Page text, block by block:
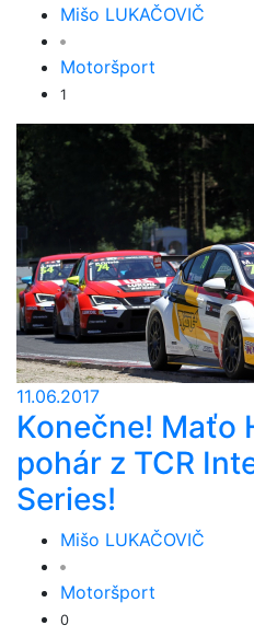
Mišo LUKAČOVIČ
Motoršport
1
11.06.2017
Konečne! Maťo
pohár z TCR
Series!
Mišo LUKAČOVIČ
Motoršport
0